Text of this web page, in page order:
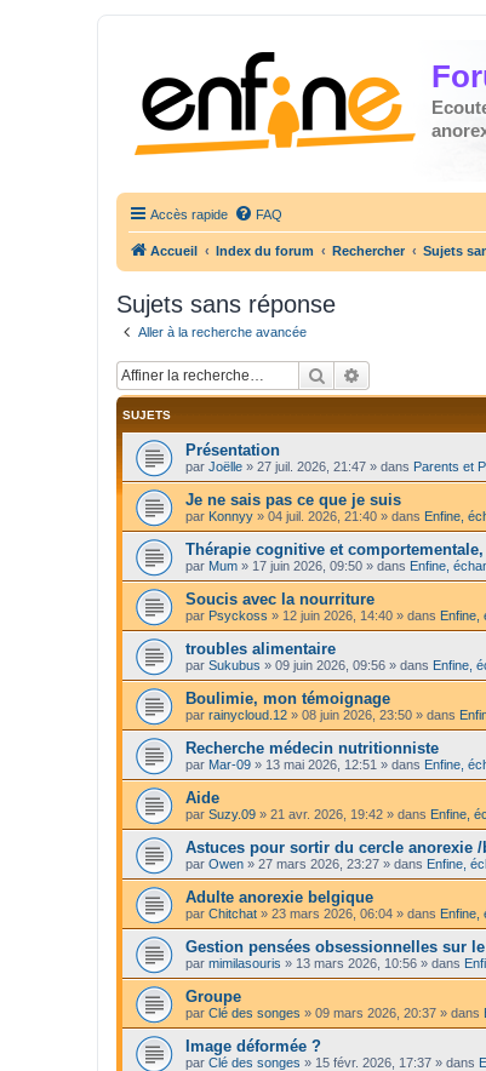
Accès rapide FAQ
Accueil Index du forum Rechercher Sujets
Sujets sans réponse
Aller à la recherche avancée
Rechercher
SUJETS
Présentation
par Joëlle » 27 juil. 2026, 21:47 » dans Parents et
Je ne sais pas ce que je suis
par Konnyy » 04 juil. 2026, 21:40 » dans Enfine,
Thérapie cognitive et
par Mum » 17 juin 2026, 09:50 » dans Enfine,
Soucis avec la nourriture
par Psyckoss » 12 juin 2026, 14:40 » dans Enfine,
troubles alimentaire
par Sukubus » 09 juin 2026, 09:56 » dans Enfine,
Boulimie, mon témoignage
par rainycloud.12 » 08 juin 2026, 23:50 » dans
Recherche médecin nutritionniste
par Mar-09 » 13 mai 2026, 12:51 » dans Enfine,
Aide
par Suzy.09 » 21 avr. 2026, 19:42 » dans Enfine,
Astuces pour sortir du cercle anorexie
par Owen » 27 mars 2026, 23:27 » dans Enfine,
Adulte anorexie belgique
par Chitchat » 23 mars 2026, 06:04 » dans Enfine,
Gestion pensées obsessionnelles sur
par mimilasouris » 13 mars 2026, 10:56 » dans
Groupe
par Clé des songes » 09 mars 2026, 20:37 » dans
Image déformée ?
par Clé des songes » 15 févr. 2026, 17:37 » dans